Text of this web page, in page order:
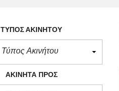
ΤΎΠΟΣ ΑΚΙΝΉΤΟΥ
Τύπος Ακινήτου
ΑΚΊΝΗΤΑ ΠΡΟΣ